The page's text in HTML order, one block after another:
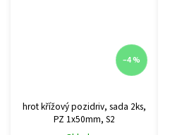
–4 %
hrot křížový pozidriv, sada 2ks,
PZ 1x50mm, S2